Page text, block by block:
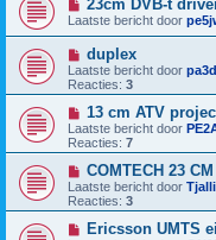
23cm DVB-t
Laatste bericht door
duplex
Laatste bericht door
Reacties: 3
13 cm ATV
Laatste bericht door
Reacties: 7
COMTECH 23
Laatste bericht door
Reacties: 3
Ericsson UMTS